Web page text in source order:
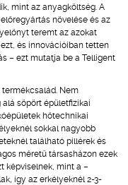
mint az anyagköltség. A
növelése és az
teremt az azokat
és innovációiban tetten
– ezt mutatja be a Telligent
Nem
söpört épületfizikai
hőtechnikai
sokkal nagyobb
található pillérek és
méretű társasházon ezek
képviselnek, mint a –
így az erkélyeknél 2-3-